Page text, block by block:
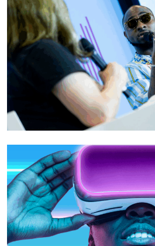
Conseil Stratégique
Development d'Ecosystème
Production Evenémentielle
VIEW PROJECT
VIEW PROJECT